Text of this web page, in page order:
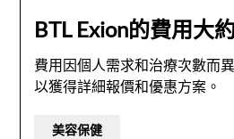
BTL Exion的費用大
費用因個人需求和治療次數而
以獲得詳細報價和優惠方案。
美容保健